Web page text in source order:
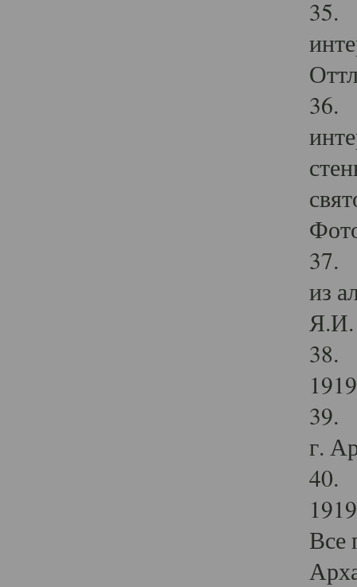
35.
36.
37.
из
Я.И.
38.
39.
г.
40.
Все